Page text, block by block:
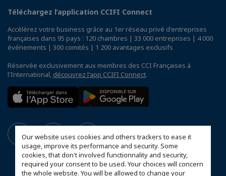
Our website uses cookies and others trackers to ease it
usage, improve its performance and security. Some
cookies, that don't involved functionnality and security,
required your consent to be used. Your choices will concern
the whole website. You will be allowed to change your
Téléchargez l’application CCIFI Connect
Accélérez votre business grâce au 1er réseau privé d'entreprises
françaises dans 95 pays : 120 chambres | 33 000 entreprises | 4 000
événements | 300 comités | 1 200 avantages exclusifs
Réservée exclusivement aux membres des CCI Françaises à
l'International, découvrez l'app CCIFI Connect.